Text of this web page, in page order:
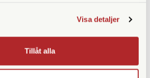
Visa detaljer
Tillåt alla